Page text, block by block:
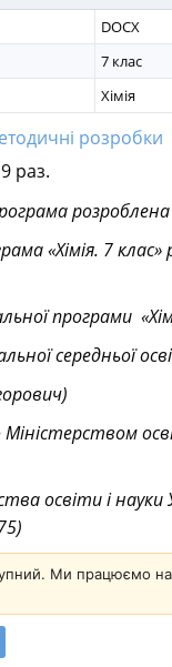
DOCX
7 клас
Хімія
розробки
раз.
розроблена
«Хімія. 7
програми
середньої
освіти і науки
Ми працюємо